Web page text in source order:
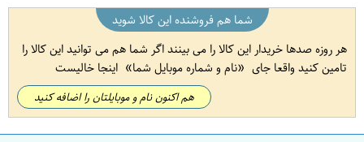
شما هم فروشنده این کالا شوید
هر روزه صدها خریدار این کالا را می بینند اگر شما هم می توانید این کالا را
تامین کنید واقعا جای
نام و شماره موبایل شما اینجا خالیست
هم اکنون نام و موبایلتان را اضافه کنید